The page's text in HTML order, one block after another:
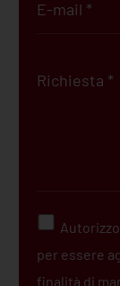
per essere
finalità di